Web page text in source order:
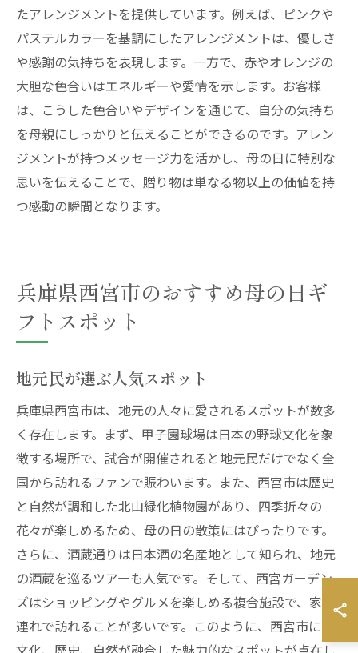
たアレンジメントを提供しています。例えば、ピンクや
パステルカラーを基調にしたアレンジメントは、優しさ
や感謝の気持ちを表現します。一方で、赤やオレンジの
大胆な色合いはエネルギーや愛情を示します。お客様
は、こうした色合いやデザインを通じて、自分の気持ち
を母親にしっかりと伝えることができるのです。アレン
ジメントが持つメッセージ力を活かし、母の日に特別な
思いを伝えることで、贈り物は単なる物以上の価値を持
つ感動の瞬間となります。
兵庫県西宮市のおすすめ母の日ギ
フトスポット
地元民が選ぶ人気スポット
兵庫県西宮市は、地元の人々に愛されるスポットが数多
く存在します。まず、甲子園球場は日本の野球文化を象
徴する場所で、試合が開催されると地元民だけでなく全
国から訪れるファンで賑わいます。また、西宮市は歴史
と自然が調和した北山緑化植物園があり、四季折々の
花々が楽しめるため、母の日の散策にはぴったりです。
さらに、酒蔵通りは日本酒の名産地として知られ、地元
の酒蔵を巡るツアーも人気です。そして、西宮ガーデン
ズはショッピングやグルメを楽しめる複合施設で、家族
連れで訪れることが多いです。このように、西宮市には